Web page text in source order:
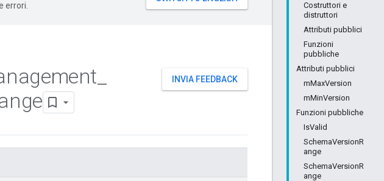
Costruttori e
distruttori
Attributi pubblici
Funzioni
pubbliche
Attributi pubblici
mMaxVersion
mMinVersion
Funzioni pubbliche
IsValid
SchemaVersionR
ange
SchemaVersionR
ange
errori.
INVIA FEEDBACK